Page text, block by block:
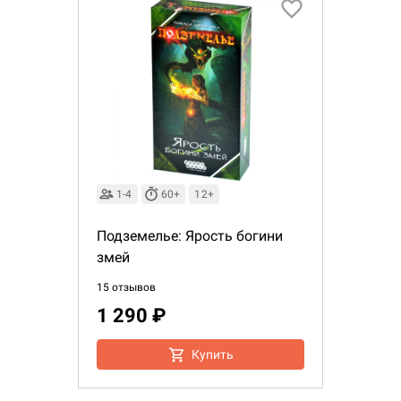
1-4 60+ 12+
Подземелье: Ярость богини
змей
15 отзывов
1 290 ₽
Купить
Египта
1 991